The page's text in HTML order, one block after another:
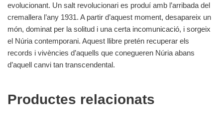
evolucionant. Un salt revolucionari es produí amb l’arribada del
cremallera l’any 1931. A partir d’aquest moment, desapareix un
món, dominat per la solitud i una certa incomunicació, i sorgeix
el Núria contemporani. Aquest llibre pretén recuperar els
records i vivències d’aquells que conegueren Núria abans
d’aquell canvi tan transcendental.
Productes relacionats